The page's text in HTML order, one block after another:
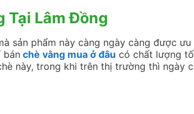
Tại Lâm Đồng
sản phẩm này càng ngày càng được
bán chè vằng mua ở đâu có chất lượng
này, trong khi trên thị trường thì ngày